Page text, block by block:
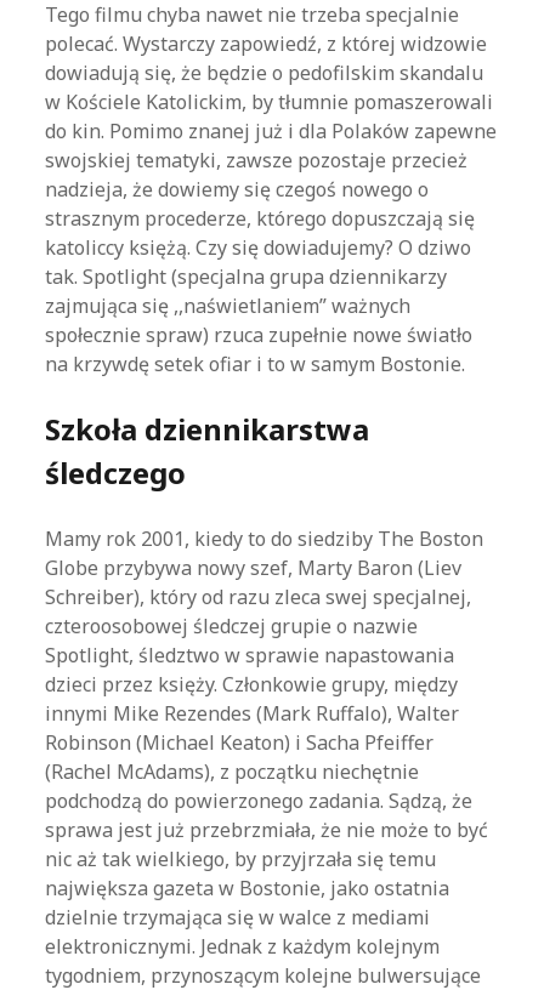
Tego filmu chyba nawet nie trzeba specjalnie
polecać. Wystarczy zapowiedź, z której widzowie
dowiadują się, że będzie o pedofilskim skandalu
w Kościele Katolickim, by tłumnie pomaszerowali
do kin. Pomimo znanej już i dla Polaków zapewne
swojskiej tematyki, zawsze pozostaje przecież
nadzieja, że dowiemy się czegoś nowego o
strasznym procederze, którego dopuszczają się
katoliccy księżą. Czy się dowiadujemy? O dziwo
tak. Spotlight (specjalna grupa dziennikarzy
zajmująca się ,,naświetlaniem” ważnych
społecznie spraw) rzuca zupełnie nowe światło
na krzywdę setek ofiar i to w samym Bostonie.
Szkoła dziennikarstwa
śledczego
Mamy rok 2001, kiedy to do siedziby The Boston
Globe przybywa nowy szef, Marty Baron (Liev
Schreiber), który od razu zleca swej specjalnej,
czteroosobowej śledczej grupie o nazwie
Spotlight, śledztwo w sprawie napastowania
dzieci przez księży. Członkowie grupy, między
innymi Mike Rezendes (Mark Ruffalo), Walter
Robinson (Michael Keaton) i Sacha Pfeiffer
(Rachel McAdams), z początku niechętnie
podchodzą do powierzonego zadania. Sądzą, że
sprawa jest już przebrzmiała, że nie może to być
nic aż tak wielkiego, by przyjrzała się temu
największa gazeta w Bostonie, jako ostatnia
dzielnie trzymająca się w walce z mediami
elektronicznymi. Jednak z każdym kolejnym
tygodniem, przynoszącym kolejne bulwersujące